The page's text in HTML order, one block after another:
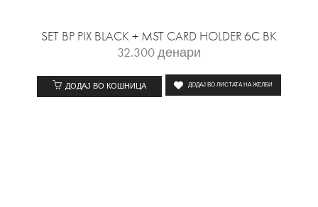
SET BP PIX BLACK + MST CARD HOLDER 6C BK
32.300денари
ДОДАЈ ВО КОШНИЦА ДОДАЈ ВО ЛИСТАТА НА ЖЕЛБИ